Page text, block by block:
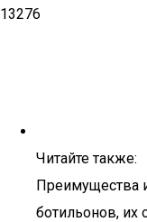
13276
Читайте также:
Преимущества
ботильонов, их